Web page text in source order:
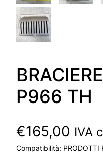
P966 TH
€165,00 IVA
Compatibilità: PRODOTTI